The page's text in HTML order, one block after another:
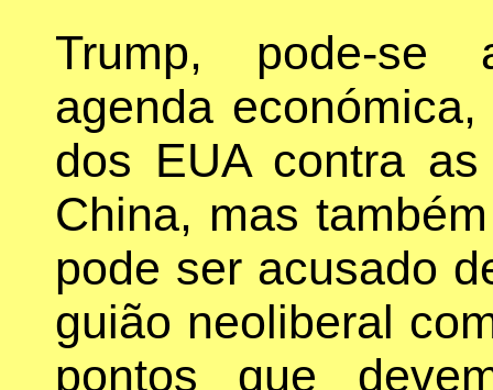
Trump, pode-se
agenda
dos EUA contra
China, mas
pode ser acusado
guião neoliberal
pontos que